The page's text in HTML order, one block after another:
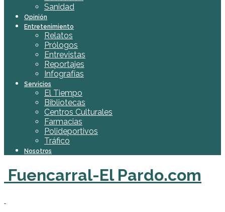
Sanidad
Opinión
Entretenimiento
Relatos
Prólogos
Entrevistas
Reportajes
Infografías
Servicios
El Tiempo
Bibliotecas
Centros Culturales
Farmacias
Polideportivos
Tráfico
Nosotros
Fuencarral-El Pardo.com